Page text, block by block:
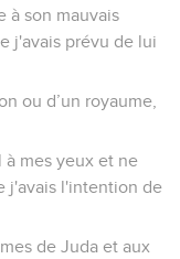
à son mauvais
j'avais prévu de lui
ou d’un royaume,
à mes yeux et ne
j'avais l'intention de
de Juda et aux